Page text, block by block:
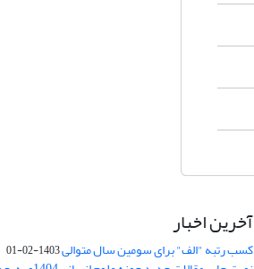
آخرین اخبار
کسب رتبه "الف" برای سومین سال متوالی1403-02-01